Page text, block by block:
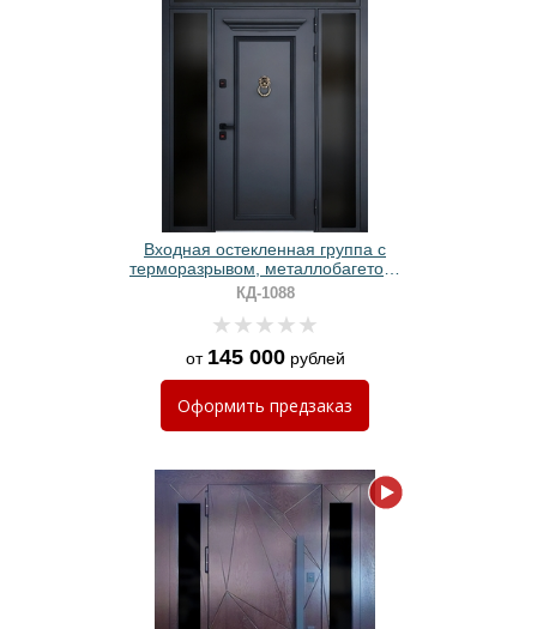
Входная остекленная группа с
терморазрывом, металлобагетом,
кнокером и полимерным покрытием
КД-1088
от 145 000рублей
Оформить предзаказ